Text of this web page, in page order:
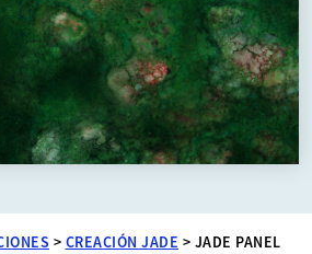
> CREACIÓN JADE > JADE PANEL